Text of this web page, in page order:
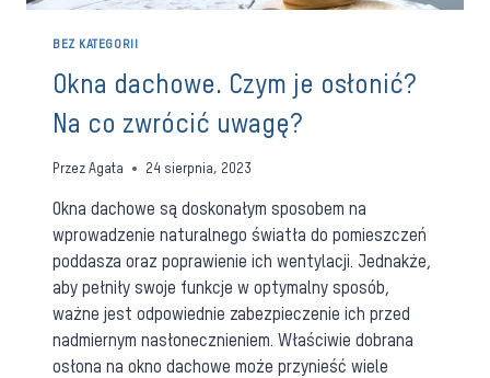
BEZ KATEGORII
Okna dachowe. Czym je osłonić?
Na co zwrócić uwagę?
Przez Agata 24 sierpnia, 2023
Okna dachowe są doskonałym sposobem na
wprowadzenie naturalnego światła do pomieszczeń
poddasza oraz poprawienie ich wentylacji. Jednakże,
aby pełniły swoje funkcje w optymalny sposób,
ważne jest odpowiednie zabezpieczenie ich przed
nadmiernym nasłonecznieniem. Właściwie dobrana
osłona na okno dachowe może przynieść wiele